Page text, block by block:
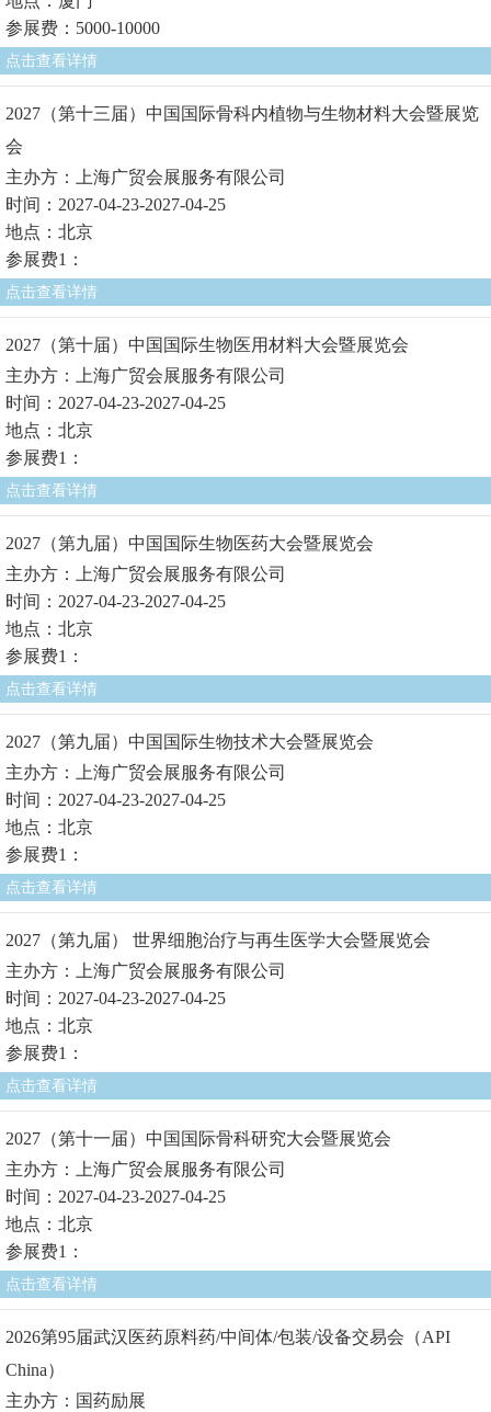
参展费：5000-10000
点击查看详情
2027（第十三届）中国国际骨科内植物与生物材料大会暨展览
会
主办方：上海广贸会展服务有限公司
时间：2027-04-23-2027-04-25
地点：北京
参展费1：
点击查看详情
2027（第十届）中国国际生物医用材料大会暨展览会
主办方：上海广贸会展服务有限公司
时间：2027-04-23-2027-04-25
地点：北京
参展费1：
点击查看详情
2027（第九届）中国国际生物医药大会暨展览会
主办方：上海广贸会展服务有限公司
时间：2027-04-23-2027-04-25
地点：北京
参展费1：
点击查看详情
2027（第九届）中国国际生物技术大会暨展览会
主办方：上海广贸会展服务有限公司
时间：2027-04-23-2027-04-25
地点：北京
参展费1：
点击查看详情
2027（第九届） 世界细胞治疗与再生医学大会暨展览会
主办方：上海广贸会展服务有限公司
时间：2027-04-23-2027-04-25
地点：北京
参展费1：
点击查看详情
2027（第十一届）中国国际骨科研究大会暨展览会
主办方：上海广贸会展服务有限公司
时间：2027-04-23-2027-04-25
地点：北京
参展费1：
点击查看详情
2026第95届武汉医药原料药/中间体/包装/设备交易会（API
China）
主办方：国药励展